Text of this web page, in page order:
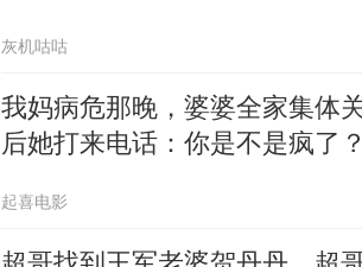
灰机咕咕
我妈病危那晚，婆婆全家集体
后她打来电话：你是不是疯了？
起喜电影